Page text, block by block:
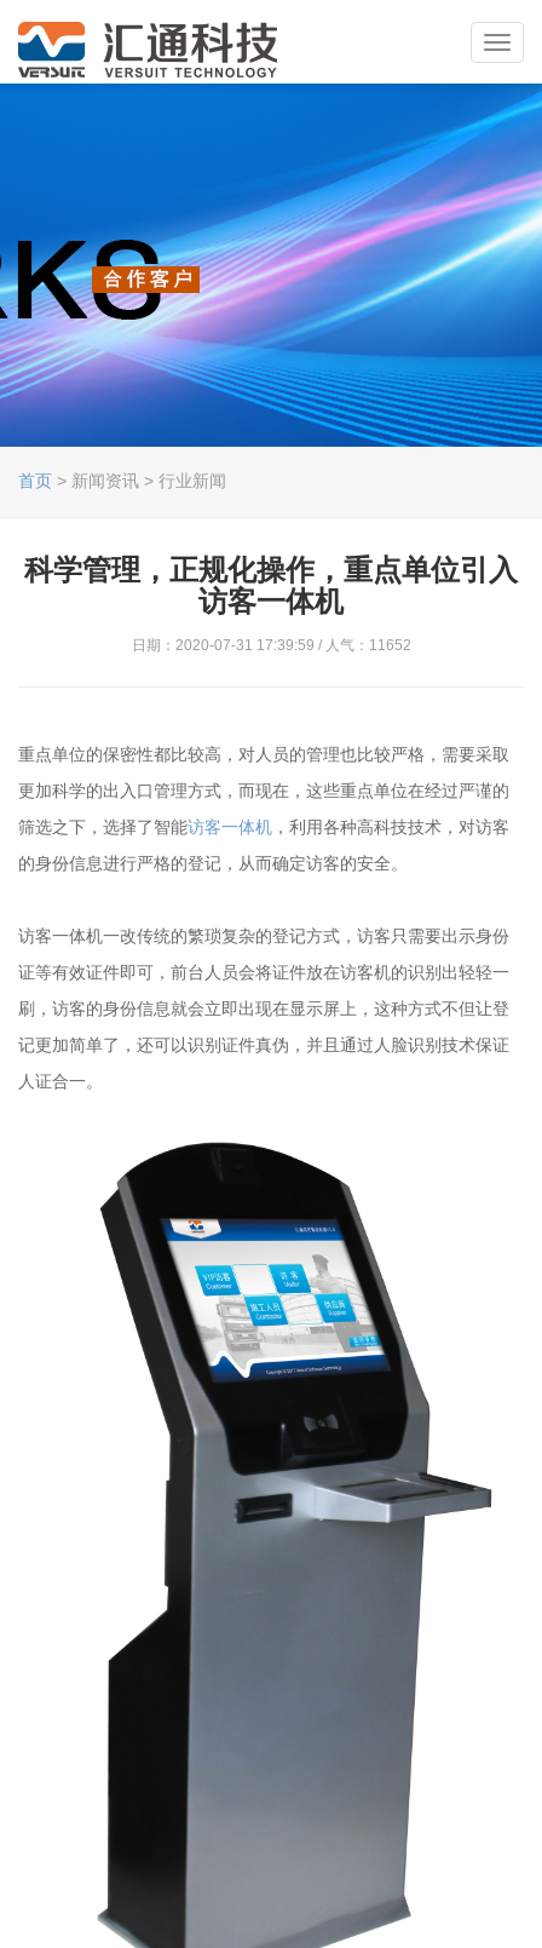
首页 > 新闻资讯 > 行业新闻
科学管理，正规化操作，重点单位引入
访客一体机
日期：2020-07-31 17:39:59 / 人气：11652
重点单位的保密性都比较高，对人员的管理也比较严格，需要采取
更加科学的出入口管理方式，而现在，这些重点单位在经过严谨的
筛选之下，选择了智能访客一体机 ，利用各种高科技技术，对访客
的身份信息进行严格的登记，从而确定访客的安全。
访客一体机一改传统的繁琐复杂的登记方式，访客只需要出示身份
证等有效证件即可，前台人员会将证件放在访客机的识别出轻轻一
刷，访客的身份信息就会立即出现在显示屏上，这种方式不但让登
记更加简单了，还可以识别证件真伪，并且通过人脸识别技术保证
人证合一。